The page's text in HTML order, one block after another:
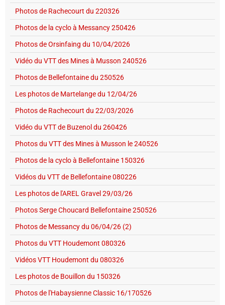
Photos de Rachecourt du 220326
Photos de la cyclo à Messancy 250426
Photos de Orsinfaing du 10/04/2026
Vidéo du VTT des Mines à Musson 240526
Photos de Bellefontaine du 250526
Les photos de Martelange du 12/04/26
Photos de Rachecourt du 22/03/2026
Vidéo du VTT de Buzenol du 260426
Photos du VTT des Mines à Musson le 240526
Photos de la cyclo à Bellefontaine 150326
Vidéos du VTT de Bellefontaine 080226
Les photos de l'AREL Gravel 29/03/26
Photos Serge Choucard Bellefontaine 250526
Photos de Messancy du 06/04/26 (2)
Photos du VTT Houdemont 080326
Vidéos VTT Houdemont du 080326
Les photos de Bouillon du 150326
Photos de l'Habaysienne Classic 16/170526